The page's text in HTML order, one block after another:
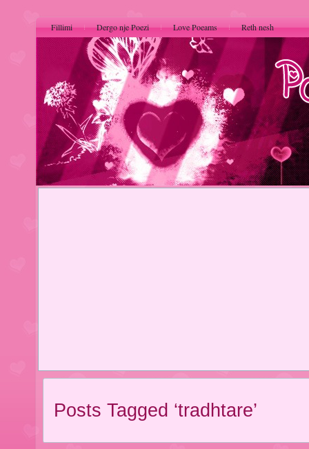
Fillimi Dergo nje Poezi Love Poeams Reth nesh
Posts Tagged ‘tradhtare’